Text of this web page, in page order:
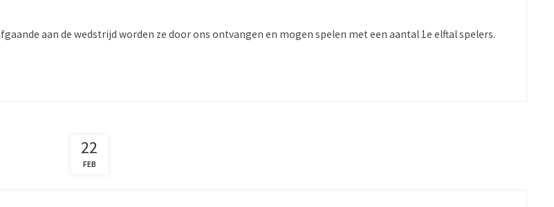
aan de wedstrijd worden ze door ons ontvangen en mogen spelen met een aantal 1e elftal spelers.
22
FEB